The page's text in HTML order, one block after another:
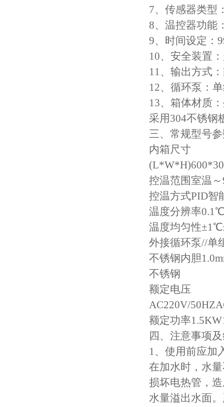
7、传感器类型
8、温控器功能
9、时间设定：
10、安全装置
11、输出方式
12、循环泵：
13、箱体材质
采用304不锈钢
三、常规型号
内箱尺寸
控温范围室温
控温方式PID智
温度分辨率0.1℃
温度均匀性
外接循环泵//单
不锈钢内胆
不锈钢
额定电压
AC220V/
额定功率
四、注意事项
1、使用前应加
在加水时，水
损坏电热管，
水量溢出水面